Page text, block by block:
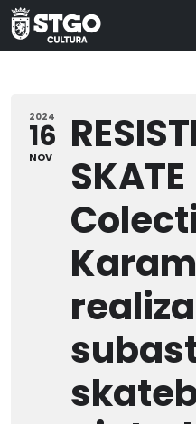
2024
16
NOV
SKATE